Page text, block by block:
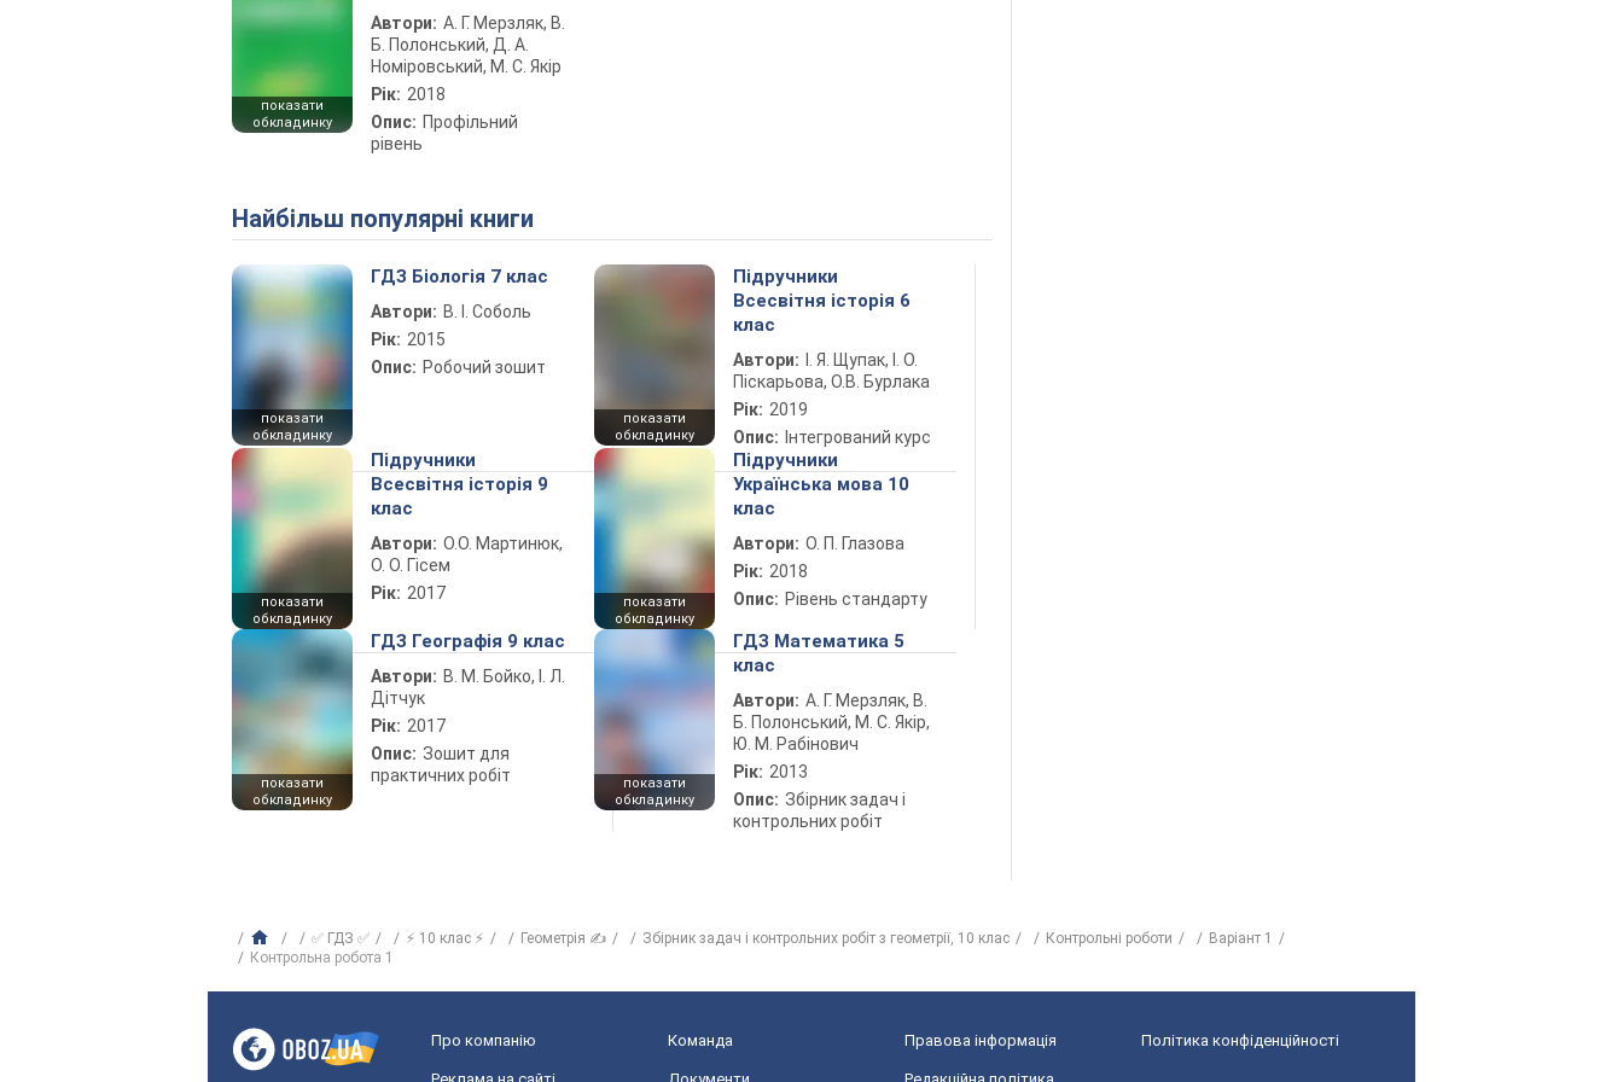
показати
обкладинку
Автори: А. Г. Мерзляк, В.
Б. Полонський, Д. А.
Номіровський, М. С. Якір
Рік: 2018
Опис: Профільний
рівень
Найбільш популярні книги
показати
обкладинку
ГДЗ Біологія 7 клас
Автори: В. І. Соболь
Рік: 2015
Опис: Робочий зошит
показати
обкладинку
Підручники
Всесвітня історія 6
клас
Автори:
І. Я. Щупак, І. О.
Піскарьова, О.В. Бурлака
Рік: 2019
Опис: Інтегрований курс
показати
обкладинку
Підручники
Всесвітня історія 9
клас
Автори: О.О. Мартинюк,
О. О. Гісем
Рік: 2017
показати
обкладинку
Підручники
Українська мова 10
клас
Автори: О. П. Глазова
Рік: 2018
Опис: Рівень стандарту
показати
обкладинку
ГДЗ Географія 9 клас
Автори: В. М. Бойко, І. Л.
Дітчук
Рік: 2017
Опис: Зошит для
практичних робіт
показати
обкладинку
ГДЗ Математика 5
клас
Автори: А. Г. Мерзляк, В.
Б. Полонський, М. С. Якір,
Ю. М. Рабінович
Рік: 2013
Опис: Збірник задач і
контрольних робіт
✅ ГДЗ ✅ ⚡ 10 клас ⚡ Геометрія ✍ Збірник задач і контрольних робіт з геометрії, 10 клас Контрольні роботи
Варіант 1
Контрольна робота 1
Про компанію Команда Правова інформація Політика конфіденційності